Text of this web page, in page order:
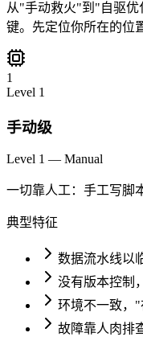
从"手动救火"到"自驱
键。先定位你所在的位
1
Level 1
手动级
Level 1 — Manual
一切靠人工：手工写脚
典型特征
数据流水线以
没有版本控制
环境不一致，
故障靠人肉排